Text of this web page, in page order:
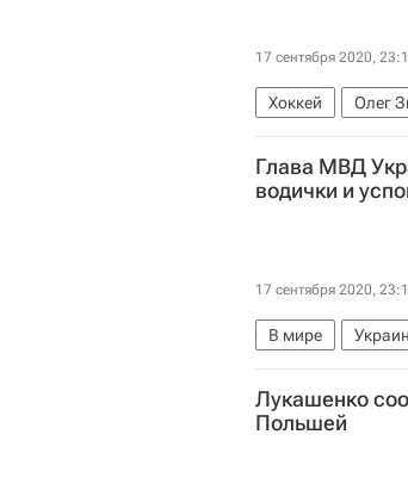
17 сентября 2020,
Хоккей Олег
СКА (Санкт-
Глава МВД
водички и
17 сентября 2020,
В мире
Лукашенко
Польшей